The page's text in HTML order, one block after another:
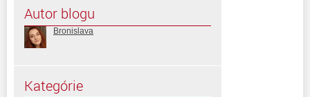
Autor blogu
Bronislava
Kategórie